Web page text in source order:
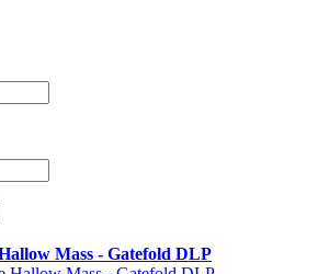
Mass - Gatefold DLP